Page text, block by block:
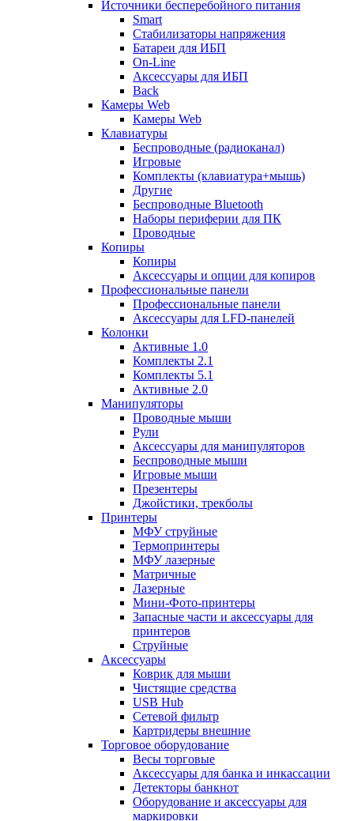
Источники бесперебойного питания
Smart
Стабилизаторы напряжения
Батареи для ИБП
On-Line
Аксессуары для ИБП
Back
Камеры Web
Камеры Web
Клавиатуры
Беспроводные (радиоканал)
Игровые
Комплекты (клавиатура+мышь)
Другие
Беспроводные Bluetooth
Наборы периферии для ПК
Проводные
Копиры
Копиры
Аксессуары и опции для копиров
Профессиональные панели
Профессиональные панели
Аксессуары для LFD-панелей
Колонки
Активные 1.0
Комплекты 2.1
Комплекты 5.1
Активные 2.0
Манипуляторы
Проводные мыши
Рули
Аксессуары для манипуляторов
Беспроводные мыши
Игровые мыши
Презентеры
Джойстики, трекболы
Принтеры
МФУ струйные
Термопринтеры
МФУ лазерные
Матричные
Лазерные
Мини-Фото-принтеры
Запасные части и аксессуары для
принтеров
Струйные
Аксессуары
Коврик для мыши
Чистящие средства
USB Hub
Сетевой фильтр
Картридеры внешние
Торговое оборудование
Весы торговые
Аксессуары для банка и инкассации
Детекторы банкнот
Оборудование и аксессуары для
маркировки